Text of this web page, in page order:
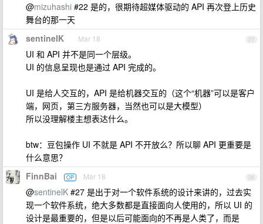
@mizuhashi #22 是的，很期待超媒体驱动的 API 再次登上历史
舞台的那一天
27
sentinelK Mar 18
UI 和 API 并不是同一个层级。
UI 的信息呈现也是通过 API 完成的。
UI 是给人交互的，API 是给机器交互的（这个“机器”可以是客户
端，网页，第三方服务器，当然也可以是大模型）
所以没理解楼主想表达什么。
btw：豆包操作 UI 不就是 API 不开放么？所以聊 API 更重要是
什么意思？
28
FinnBai OP Mar 18
@sentinelK #27 是出于对一个软件系统的设计来讲的，过去实
现一个软件系统，绝大多数都是直接面向人使用的，所以 UI 的
设计是最重要的，但是以后可能面向的不再是人类了，而是